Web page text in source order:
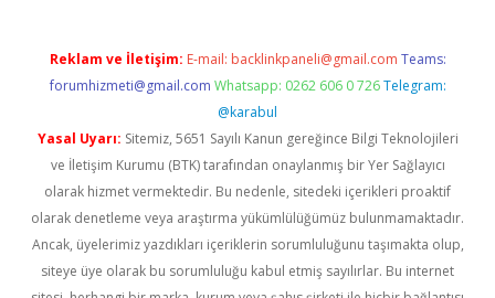
Reklam ve İletişim: E-mail: backlinkpaneli@gmail.com Teams:
forumhizmeti@gmail.com Whatsapp: 0262 606 0 726 Telegram:
@karabul
Yasal Uyarı: Sitemiz, 5651 Sayılı Kanun gereğince Bilgi Teknolojileri
ve İletişim Kurumu (BTK) tarafından onaylanmış bir Yer Sağlayıcı
olarak hizmet vermektedir. Bu nedenle, sitedeki içerikleri proaktif
olarak denetleme veya araştırma yükümlülüğümüz bulunmamaktadır.
Ancak, üyelerimiz yazdıkları içeriklerin sorumluluğunu taşımakta olup,
siteye üye olarak bu sorumluluğu kabul etmiş sayılırlar. Bu internet